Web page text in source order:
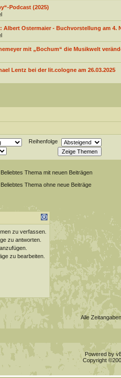
Podcast (2025)
Albert Ostermaier - Buchvorstellung am 4.
mit „Bochum“ die Musikwelt
Lentz bei der lit.cologne am 26.03.2025
Reihenfolge
Beliebtes Thema mit neuen Beiträgen
Beliebtes Thema ohne neue Beiträge
zu verfassen.
zu antworten.
zu bearbeiten.
Alle
Powered by
Copyright